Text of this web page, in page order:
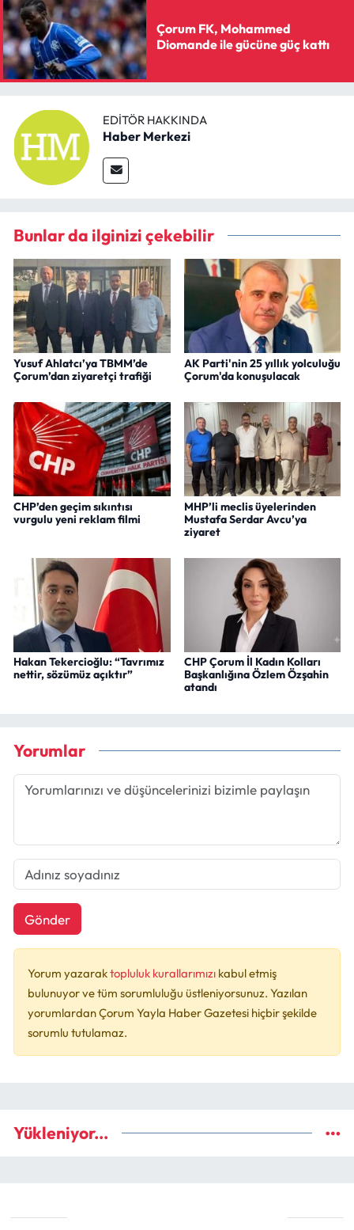
Çorum FK, Mohammed
Diomande ile gücüne güç kattı
EDITÖR HAKKINDA
Haber Merkezi
Bunlar da ilginizi çekebilir
Yusuf Ahlatcı’ya TBMM’de
Çorum’dan ziyaretçi trafiği
AK Parti'nin 25 yıllık yolculuğu
Çorum'da konuşulacak
CHP’den geçim sıkıntısı
vurgulu yeni reklam filmi
MHP’li meclis üyelerinden
Mustafa Serdar Avcu’ya
ziyaret
Hakan Tekercioğlu: “Tavrımız
nettir, sözümüz açıktır”
CHP Çorum İl Kadın Kolları
Başkanlığına Özlem Özşahin
atandı
Yorumlar
Gönder
Yorum yazaraktopluluk kurallarımızı kabul etmiş
bulunuyor ve tüm sorumluluğu üstleniyorsunuz. Yazılan
yorumlardan Çorum Yayla Haber Gazetesi hiçbir şekilde
sorumlu tutulamaz.
Yükleniyor...